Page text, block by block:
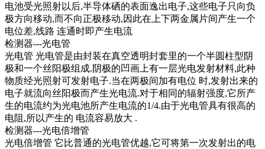
电池受光照射以后,半导体硒的表面逸出电子,这些电子只向负
极方向移动,而不向正极移动,因此在上下两金属片间产生一个
电位差,线路 连通时即产生电流
检测器---光电管
光电管 光电管是由封装在真空透明封套里的一个半圆柱型阴
极和一个丝阳极组成.阴极的凹画上有一层光电发射材料,此种
物质经光照射可发射电子.当在两极间加有电位 时,发射出来的
电子就流向丝阳极而产生光电流.对于相同的辐射强度,它所产
生的电流约为光电池所产生电流的1/4.由于光电管具有很高的
电阻,所以产生的 电流容易放大 .
检测器---光电倍增管
光电倍增管 它比普通的光电管优越,它可将第一次发射出的电